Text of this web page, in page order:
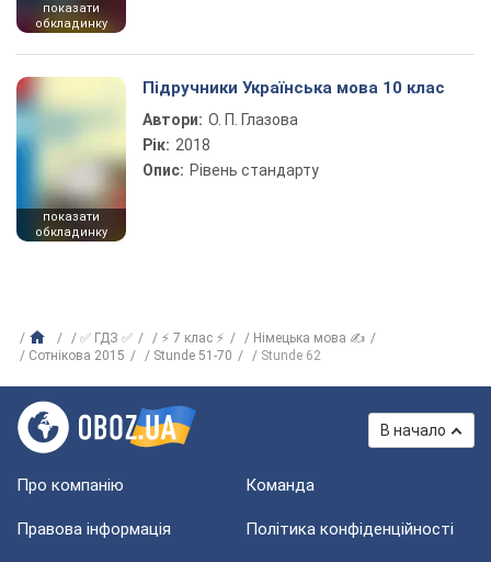
показати
обкладинку
показати
обкладинку
Підручники Українська мова 10 клас
Автори: О. П. Глазова
Рік: 2018
Опис: Рівень стандарту
✅ ГДЗ ✅ ⚡ 7 клас ⚡
Німецька мова ✍
Сотнікова 2015
Stunde 51-70 Stunde 62
В начало
Про компанію Команда
Правова інформація Політика конфіденційності